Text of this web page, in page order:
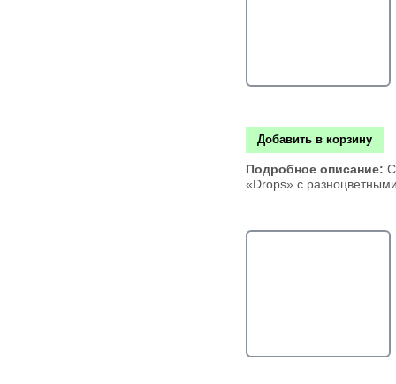
Добавить в корзину
Подробное описание:
«Drops» с